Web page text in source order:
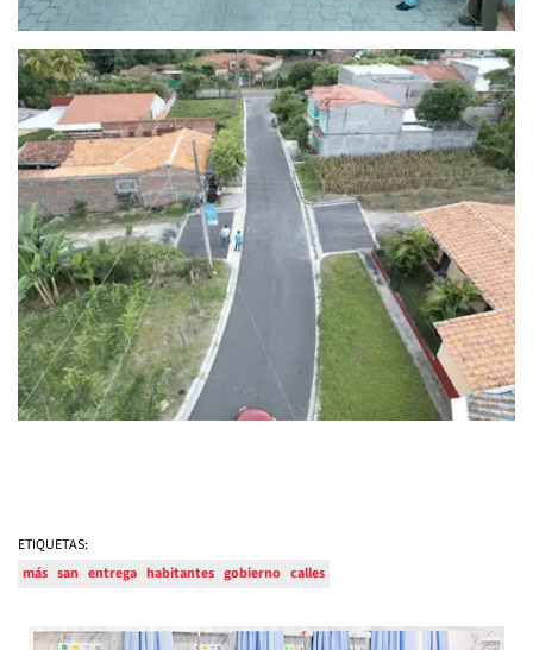
ETIQUETAS:
más san entrega habitantes gobierno calles